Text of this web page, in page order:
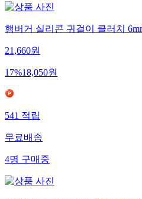
햄버거 실리콘 귀걸이 클러치
21,660원
17%18,050원
541적립
무료배송
4명구매중